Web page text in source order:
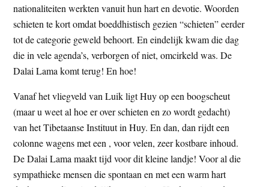
nationaliteiten werkten vanuit hun hart en devotie. Woorden
schieten te kort omdat boeddhistisch gezien “schieten” eerder
tot de categorie geweld behoort. En eindelijk kwam die dag
die in vele agenda’s, verborgen of niet, omcirkeld was. De
Dalai Lama komt terug! En hoe!
Vanaf het vliegveld van Luik ligt Huy op een boogscheut
(maar u weet al hoe er over schieten en zo wordt gedacht)
van het Tibetaanse Instituut in Huy. En dan, dan rijdt een
colonne wagens met een , voor velen, zeer kostbare inhoud.
De Dalai Lama maakt tijd voor dit kleine landje! Voor al die
sympathieke mensen die spontaan en met een warm hart